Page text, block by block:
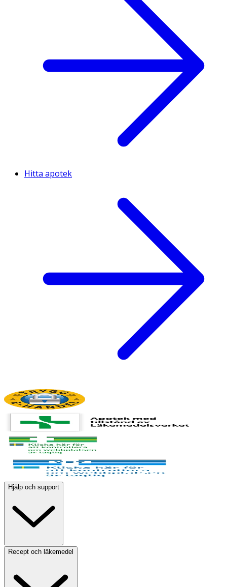
Hitta apotek
Hjälp och support
Recept och läkemedel